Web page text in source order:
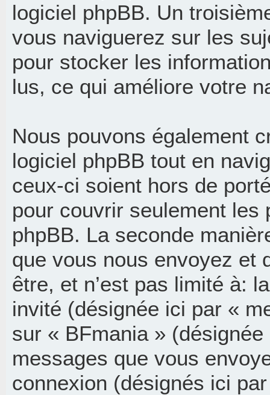
logiciel phpBB. Un
vous naviguerez sur les
pour stocker les
lus, ce qui améliore votre
Nous pouvons également
logiciel phpBB tout en
ceux-ci soient hors de
pour couvrir seulement les
phpBB. La seconde
que vous nous envoyez et
être, et n’est pas limité à:
invité (désignée ici par «
sur « BFmania »
messages que vous
connexion (désignés ici